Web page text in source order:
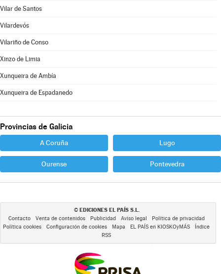
Vilar de Santos
Vilardevós
Vilariño de Conso
Xinzo de Limia
Xunqueira de Ambía
Xunqueira de Espadanedo
Provincias de Galicia
A Coruña Lugo
Ourense Pontevedra
© EDICIONES EL PAÍS S.L.
Contacto Venta de contenidos Publicidad Aviso legal
Política de privacidad
Política cookies
Configuración de cookies Mapa EL PAÍS en KIOSKOyMÁS
Índice
RSS